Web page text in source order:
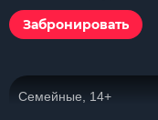
Забронировать
Семейные, 14+